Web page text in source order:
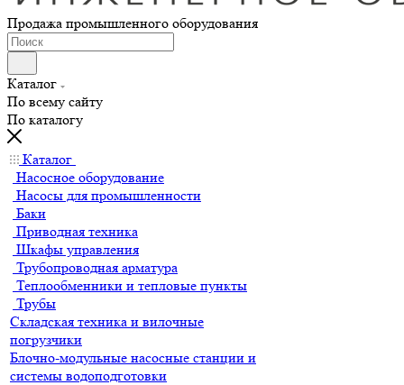
Продажа промышленного оборудования
Каталог
По всему сайту
По каталогу
Каталог
Насосное оборудование
Насосы для промышленности
Баки
Приводная техника
Шкафы управления
Трубопроводная арматура
Теплообменники и тепловые пункты
Трубы
Складская техника и вилочные
погрузчики
Блочно-модульные насосные станции и
системы водоподготовки